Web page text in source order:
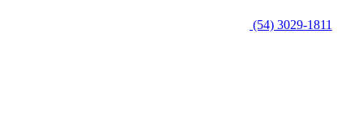
(54) 3029-1811